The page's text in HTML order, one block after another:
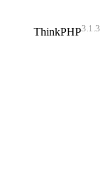
ThinkPHP3.1.3